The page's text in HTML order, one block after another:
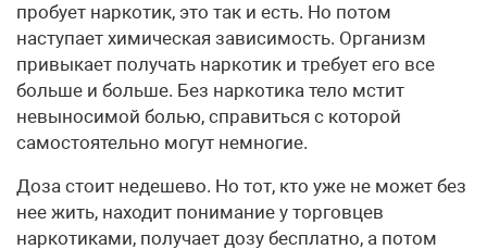
пробует наркотик, это так и есть. Но потом
наступает химическая зависимость. Организм
привыкает получать наркотик и требует его все
больше и больше. Без наркотика тело мстит
невыносимой болью, справиться с которой
самостоятельно могут немногие.
Доза стоит недешево. Но тот, кто уже не может без
нее жить, находит понимание у торговцев
наркотиками, получает дозу бесплатно, а потом